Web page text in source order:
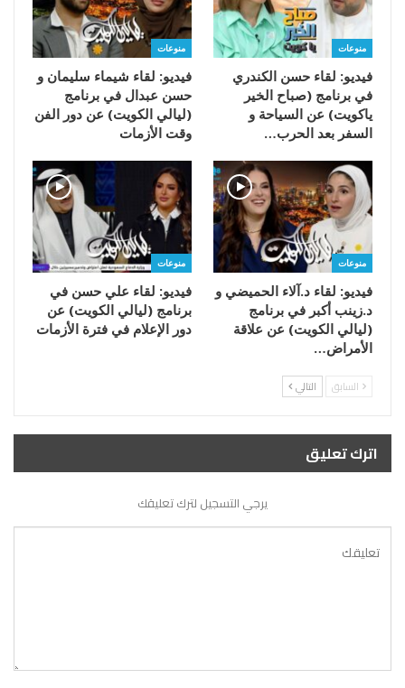
منوعات
فيديو: لقاء حسن الكندري
في برنامج (صباح الخير
ياكويت) عن السياحة و
السفر بعد الحرب…
منوعات
فيديو: لقاء شيماء سليمان و
حسن عبدال في برنامج
(ليالي الكويت) عن دور الفن
وقت الأزمات
منوعات
فيديو: لقاء د.آلاء الحميضي و
د.زينب أكبر في برنامج
(ليالي الكويت) عن علاقة
الأمراض…
منوعات
فيديو: لقاء علي حسن في
برنامج (ليالي الكويت) عن
دور الإعلام في فترة الأزمات
السابق التالي
اترك تعليق
يرجي التسجيل لترك تعليقك